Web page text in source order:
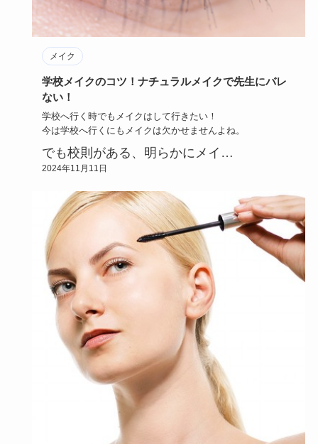
メイク
学校メイクのコツ！ナチュラルメイクで先生にバレ
ない！
学校へ行く時でもメイクはして行きたい！
今は学校へ行くにもメイクは欠かせませんよね。
でも校則がある、明らかにメイ…
2024年11月11日